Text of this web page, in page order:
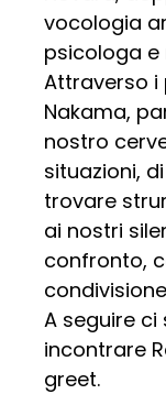
vocologia
psicologa e
Attraverso i
Nakama,
nostro
situazioni,
trovare
ai nostri
confronto,
A seguire
incontrare
greet.